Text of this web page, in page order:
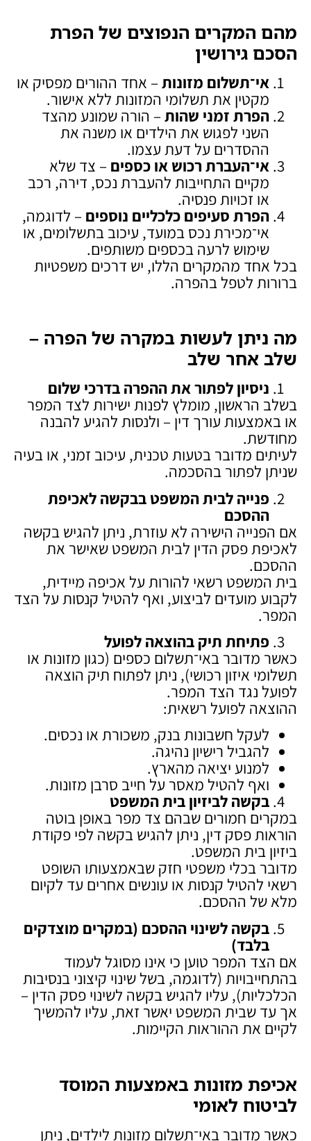
מהם המקרים הנפוצים של הפרת
הסכם גירושין
אי־תשלום מזונות – אחד ההורים מפסיק או
מקטין את תשלומי המזונות ללא אישור.
הפרת זמני שהות – הורה שמונע מהצד
השני לפגוש את הילדים או משנה את
ההסדרים על דעת עצמו.
אי־העברת רכוש או כספים – צד שלא
מקיים התחייבות להעברת נכס, דירה, רכב
או זכויות פנסיה.
הפרת סעיפים כלכליים נוספים – לדוגמה,
אי־מכירת נכס במועד, עיכוב בתשלומים, או
שימוש לרעה בכספים משותפים.
בכל אחד מהמקרים הללו, יש דרכים משפטיות
ברורות לטפל בהפרה.
מה ניתן לעשות במקרה של הפרה –
שלב אחר שלב
ניסיון לפתור את ההפרה בדרכי שלום
בשלב הראשון, מומלץ לפנות ישירות לצד המפר
או באמצעות עורך דין – ולנסות להגיע להבנה
מחודשת.
לעיתים מדובר בטעות טכנית, עיכוב זמני, או בעיה
שניתן לפתור בהסכמה.
פנייה לבית המשפט בבקשה לאכיפת
ההסכם
אם הפנייה הישירה לא עוזרת, ניתן להגיש בקשה
לאכיפת פסק הדין לבית המשפט שאישר את
ההסכם.
בית המשפט רשאי להורות על אכיפה מיידית,
לקבוע מועדים לביצוע, ואף להטיל קנסות על הצד
המפר.
פתיחת תיק בהוצאה לפועל
כאשר מדובר באי־תשלום כספים (כגון מזונות או
תשלומי איזון רכושי), ניתן לפתוח תיק הוצאה
לפועל נגד הצד המפר.
ההוצאה לפועל רשאית:
לעקל חשבונות בנק, משכורת או נכסים.
להגביל רישיון נהיגה.
למנוע יציאה מהארץ.
ואף להטיל מאסר על חייב סרבן מזונות.
בקשה לביזיון בית המשפט
במקרים חמורים שבהם צד מפר באופן בוטה
הוראות פסק דין, ניתן להגיש בקשה לפי פקודת
ביזיון בית המשפט.
מדובר בכלי משפטי חזק שבאמצעותו השופט
רשאי להטיל קנסות או עונשים אחרים עד לקיום
מלא של ההסכם.
בקשה לשינוי ההסכם (במקרים מוצדקים
בלבד)
אם הצד המפר טוען כי אינו מסוגל לעמוד
בהתחייבויות (לדוגמה, בשל שינוי קיצוני בנסיבות
הכלכליות), עליו להגיש בקשה לשינוי פסק הדין –
אך עד שבית המשפט יאשר זאת, עליו להמשיך
לקיים את ההוראות הקיימות.
אכיפת מזונות באמצעות המוסד
לביטוח לאומי
כאשר מדובר באי־תשלום מזונות לילדים, ניתן